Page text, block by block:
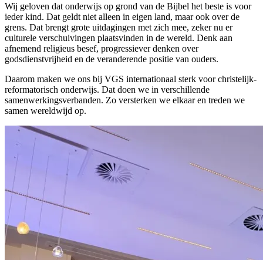
Wij geloven dat onderwijs op grond van de Bijbel het beste is voor
ieder kind. Dat geldt niet alleen in eigen land, maar ook over de
grens. Dat brengt grote uitdagingen met zich mee, zeker nu er
culturele verschuivingen plaatsvinden in de wereld. Denk aan
afnemend religieus besef, progressiever denken over
godsdienstvrijheid en de veranderende positie van ouders.
Daarom maken we ons bij VGS internationaal sterk voor christelijk-
reformatorisch onderwijs. Dat doen we in verschillende
samenwerkingsverbanden. Zo versterken we elkaar en treden we
samen wereldwijd op.